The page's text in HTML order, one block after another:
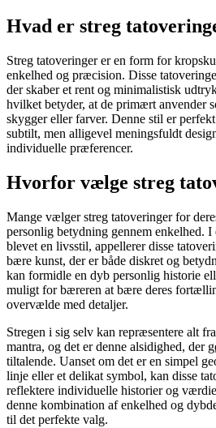
Hvad er streg
Streg tatoveringer er en form for
enkelhed og præcision. Disse
der skaber et rent og minimalistisk
hvilket betyder, at de primært anvender
skygger eller farver. Denne stil er
subtilt, men alligevel meningsfuldt
individuelle præferencer.
Hvorfor vælge streg
Mange vælger streg tatoveringer for
personlig betydning gennem enkelhed.
blevet en livsstil, appellerer disse
bære kunst, der er både diskret og
kan formidle en dyb personlig historie
muligt for bæreren at bære deres
overvælde med detaljer.
Stregen i sig selv kan repræsentere alt
mantra, og det er denne alsidighed, der
tiltalende. Uanset om det er en simpel
linje eller et delikat symbol, kan disse
reflektere individuelle historier og
denne kombination af enkelhed og
til det perfekte valg.